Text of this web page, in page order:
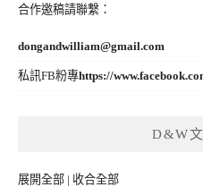
合作邀稿請聯繫：
dongandwilliam@gmail.com
私訊FB粉專https://
D&W
展開全部 | 收合全部